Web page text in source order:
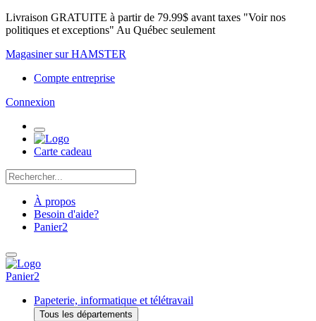
Livraison GRATUITE à partir de 79.99$ avant taxes "Voir nos
politiques et exceptions" Au Québec seulement
Magasiner sur HAMSTER
Compte entreprise
Connexion
Carte cadeau
À propos
Besoin d'aide?
Panier2
Panier2
Papeterie, informatique et télétravail
Tous les départements